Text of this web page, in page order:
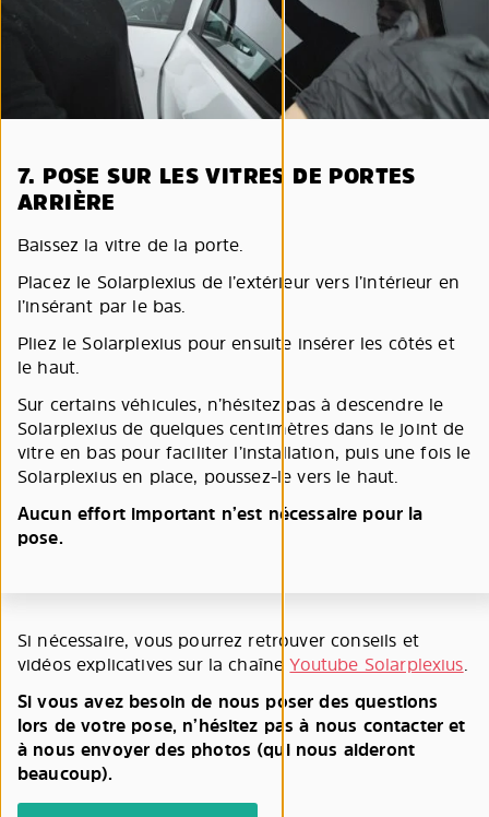
7. POSE SUR LES VITRES DE PORTES
ARRIÈRE
Baissez la vitre de la porte.
Placez le Solarplexius de l’extérieur vers l’intérieur en
l’insérant par le bas.
Pliez le Solarplexius pour ensuite insérer les côtés et
le haut.
Sur certains véhicules, n’hésitez pas à descendre le
Solarplexius de quelques centimètres dans le joint de
vitre en bas pour faciliter l’installation, puis une fois le
Solarplexius en place, poussez-le vers le haut.
Aucun effort important n’est nécessaire pour la
pose.
Si nécessaire, vous pourrez retrouver conseils et
vidéos explicatives sur la chaîneYoutube Solarplexius.
Si vous avez besoin de nous poser des questions
lors de votre pose, n’hésitez pas à nous contacter et
à nous envoyer des photos (qui nous aideront
beaucoup).